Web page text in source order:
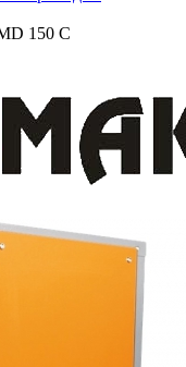
150 C